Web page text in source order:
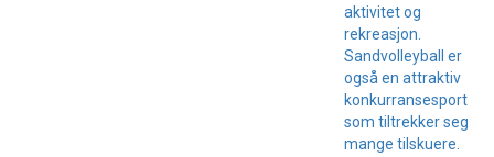
aktivitet og
rekreasjon.
Sandvolleyball er
også en attraktiv
konkurransesport
som tiltrekker seg
mange tilskuere.